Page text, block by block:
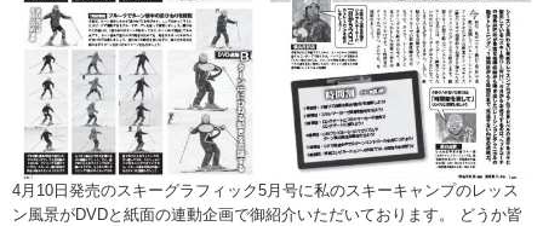
4月10日発売のスキーグラフィック5月号に私のスキーキャンプのレッス
ン風景がDVDと紙面の連動企画で御紹介いただいております。 どうか皆